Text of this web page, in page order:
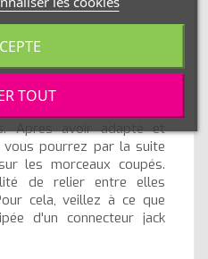
mâle 1m à
spéciale
si vous souhaitez
Après avoir adapté et
vous pourrez par la suite
les morceaux coupés.
de relier entre elles
cela, veillez à ce que
d'un connecteur jack
TOUT